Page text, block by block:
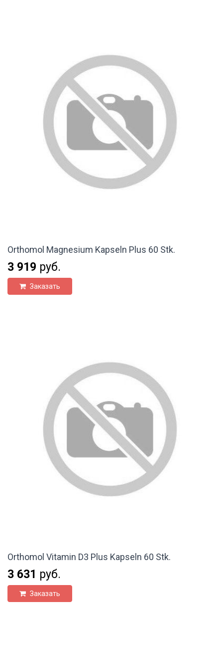
Orthomol Magnesium Kapseln Plus 60 Stk.
3 919 руб.
Заказать
Orthomol Vitamin D3 Plus Kapseln 60 Stk.
3 631 руб.
Заказать